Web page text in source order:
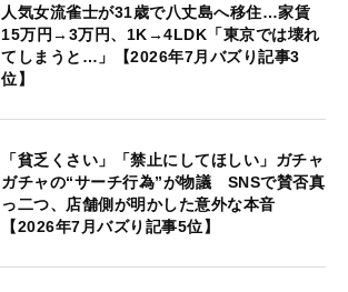
人気女流雀士が31歳で八丈島へ移住…家賃
15万円→3万円、1K→4LDK「東京では壊れ
てしまうと…」【2026年7月バズり記事3
位】
「貧乏くさい」「禁止にしてほしい」ガチャ
ガチャの“サーチ行為”が物議 SNSで賛否真
っ二つ、店舗側が明かした意外な本音
【2026年7月バズり記事5位】